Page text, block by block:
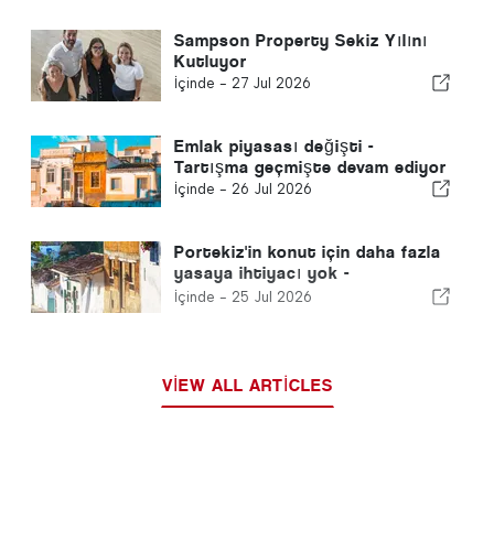
Sampson Property Sekiz Yılını
Kutluyor
İçinde - 27 Jul 2026
Emlak piyasası değişti -
Tartışma geçmişte devam ediyor
İçinde - 26 Jul 2026
Portekiz'in konut için daha fazla
yasaya ihtiyacı yok -
Gerçekleşmesi gerekiyor!
İçinde - 25 Jul 2026
VIEW ALL ARTICLES